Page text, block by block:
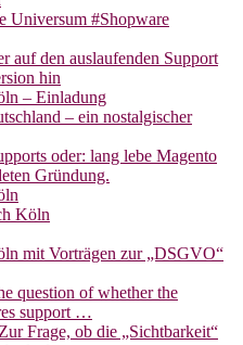
Universum #Shopware
auf den auslaufenden Support
hin
– Einladung
– ein nostalgischer
oder: lang lebe Magento
Gründung.
Köln
mit Vorträgen zur „DSGVO“
question of whether the
support …
Frage, ob die „Sichtbarkeit“